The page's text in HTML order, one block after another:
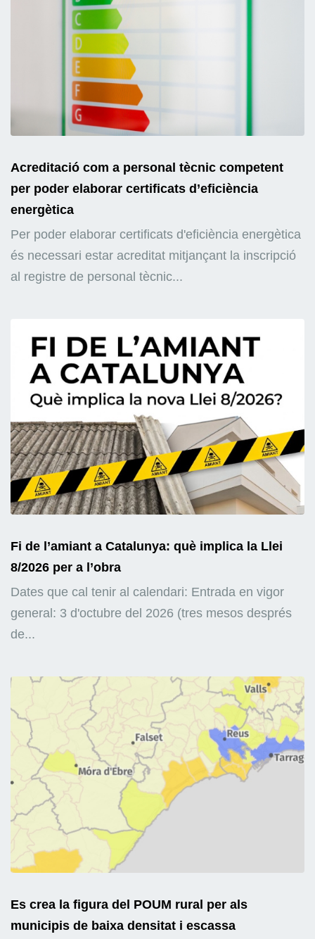
Acreditació com a personal tècnic competent
per poder elaborar certificats d’eficiència
energètica
Per poder elaborar certificats d'eficiència energètica
és necessari estar acreditat mitjançant la inscripció
al registre de personal tècnic...
Fi de l’amiant a Catalunya: què implica la Llei
8/2026 per a l’obra
Dates que cal tenir al calendari: Entrada en vigor
general: 3 d'octubre del 2026 (tres mesos després
de...
Es crea la figura del POUM rural per als
municipis de baixa densitat i escassa